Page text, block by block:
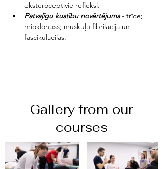
eksteroceptīvie refleksi.
Patvaļīgu kustību novērtējums - trīce;
mioklonuss; muskuļu fibrilācija un
fascikulācijas.
Gallery from our
courses